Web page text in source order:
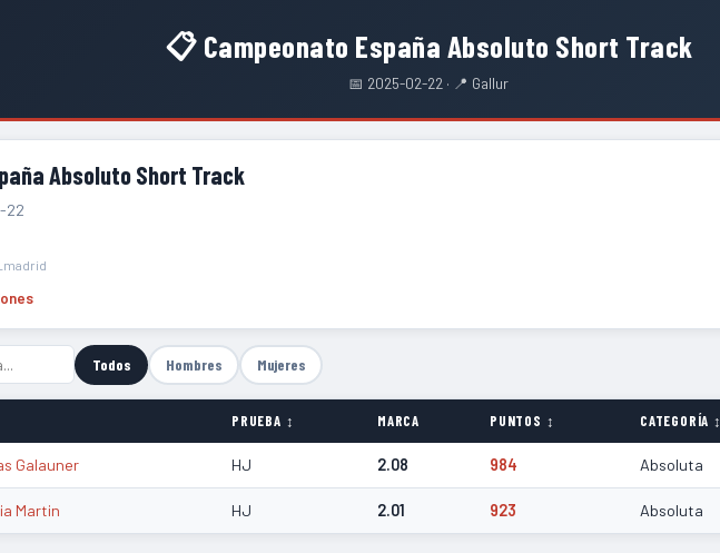
📋 Campeonato España Absoluto Short Track
📅 2025-02-22 · 📍 Gallur
Absoluto Short Track
22
Todos Hombres Mujeres
PRUEBA ↕ MARCA PUNTOS ↕ CATEGORÍA ↕
Galauner HJ 2.08 984 Absoluta
Martin HJ 2.01 923 Absoluta